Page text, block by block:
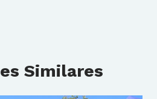
Similares